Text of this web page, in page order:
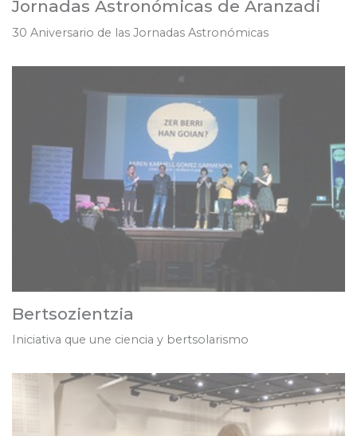
Jornadas Astronómicas de Aranzadi
30 Aniversario de las Jornadas Astronómicas
Bertsozientzia
Iniciativa que une ciencia y bertsolarismo